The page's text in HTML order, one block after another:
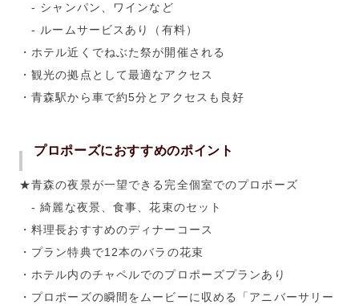
- シャンパン、ワインなど
- ルームサービスあり（有料）
・ホテル近くでねぶた祭が開催される
・観光の拠点として最適なアクセス
・青森駅から車で約5分とアクセスも良好
プロポーズにおすすめのポイント
★青森の夜景が一望できる完全個室でのプロポーズ
- 綺麗な夜景、食事、花束のセット
・料理長おすすめのディナーコース
・プラン特典で12本のバラの花束
・ホテル内のチャペルでのプロポーズプランあり
・プロポーズの瞬間をムービーに収める「アニバーサリー